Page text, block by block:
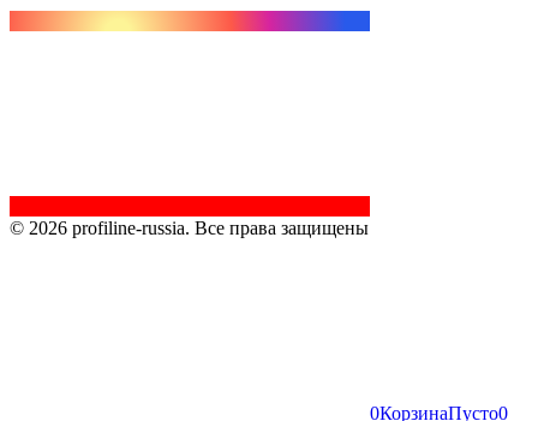
© 2026 profiline-russia. Все права защищены
0КорзинаПусто0